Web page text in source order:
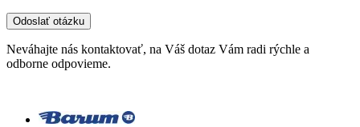
Neváhajte nás kontaktovať, na Váš dotaz Vám radi rýchle a
odborne odpovieme.